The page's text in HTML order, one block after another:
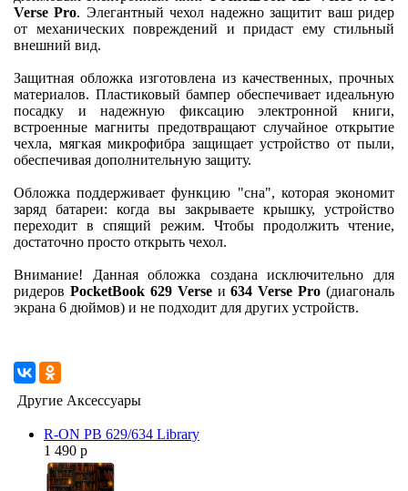
Verse Pro. Элегантный чехол надежно защитит ваш ридер
от механических повреждений и придаст ему стильный
внешний вид.
Защитная обложка изготовлена из качественных, прочных
материалов. Пластиковый бампер обеспечивает идеальную
посадку и надежную фиксацию электронной книги,
встроенные магниты предотвращают случайное открытие
чехла, мягкая микрофибра защищает устройство от пыли,
обеспечивая дополнительную защиту.
Обложка поддерживает функцию "сна", которая экономит
заряд батареи: когда вы закрываете крышку, устройство
переходит в спящий режим. Чтобы продолжить чтение,
достаточно просто открыть чехол.
Внимание! Данная обложка создана исключительно для
ридеров PocketBook 629 Verseи634 Verse Pro (диагональ
экрана 6 дюймов) и не подходит для других устройств.
Другие Аксессуары
R-ON PB 629/634 Library
1 490 р